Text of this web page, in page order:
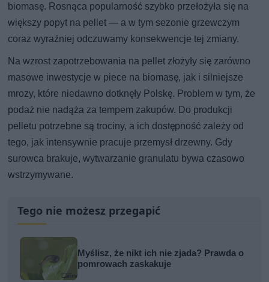
biomasę. Rosnąca popularność szybko przełożyła się na
większy popyt na pellet — a w tym sezonie grzewczym
coraz wyraźniej odczuwamy konsekwencje tej zmiany.
Na wzrost zapotrzebowania na pellet złożyły się zarówno
masowe inwestycje w piece na biomasę, jak i silniejsze
mrozy, które niedawno dotknęły Polskę. Problem w tym, że
podaż nie nadąża za tempem zakupów. Do produkcji
pelletu potrzebne są trociny, a ich dostępność zależy od
tego, jak intensywnie pracuje przemysł drzewny. Gdy
surowca brakuje, wytwarzanie granulatu bywa czasowo
wstrzymywane.
Tego nie możesz przegapić
Myślisz, że nikt ich nie zjada? Prawda o
pomrowach zaskakuje